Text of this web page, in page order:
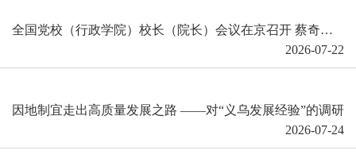
全国党校（行政学院）校长（院长）会议在京召开 蔡奇出席并讲话
2026-07-22
因地制宜走出高质量发展之路 ——对“义乌发展经验”的调研
2026-07-24